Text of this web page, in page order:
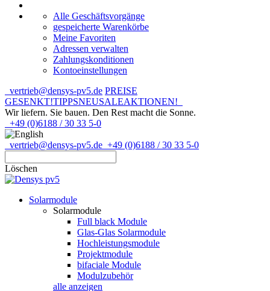
Alle Geschäftsvorgänge
gespeicherte Warenkörbe
Meine Favoriten
Adressen verwalten
Zahlungskonditionen
Kontoeinstellungen
vertrieb@densys-pv5.de PREISE
GESENKT!TIPPSNEUSALEAKTIONEN!
Wir liefern. Sie bauen. Den Rest macht die Sonne.
+49 (0)6188 / 30 33 5-0
vertrieb@densys-pv5.de +49 (0)6188 / 30 33 5-0
Löschen
Solarmodule
Solarmodule
Full black Module
Glas-Glas Solarmodule
Hochleistungsmodule
Projektmodule
bifaciale Module
Modulzubehör
alle anzeigen